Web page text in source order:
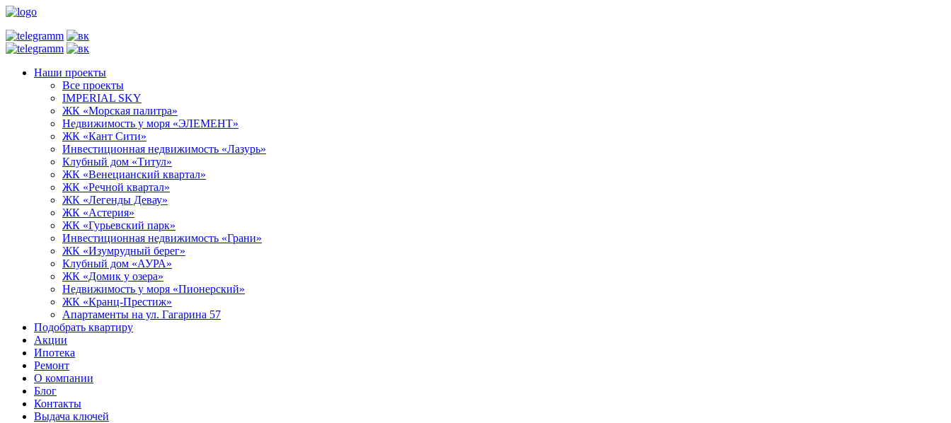
Наши проекты
Все проекты
IMPERIAL SKY
ЖК «Морская палитра»
Недвижимость у моря «ЭЛЕМЕНТ»
ЖК «Кант Сити»
Инвестиционная недвижимость «Лазурь»
Клубный дом «Титул»
ЖК «Венецианский квартал»
ЖК «Речной квартал»
ЖК «Легенды Девау»
ЖК «Астерия»
ЖК «Гурьевский парк»
Инвестиционная недвижимость «Грани»
ЖК «Изумрудный берег»
Клубный дом «АУРА»
ЖК «Домик у озера»
Недвижимость у моря «Пионерский»
ЖК «Кранц-Престиж»
Апартаменты на ул. Гагарина 57
Подобрать квартиру
Акции
Ипотека
Ремонт
О компании
Блог
Контакты
Выдача ключей